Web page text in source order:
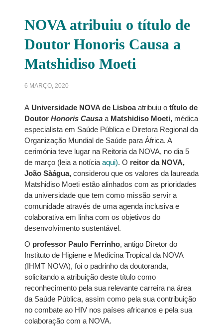
NOVA atribuiu o título de
Doutor Honoris Causa a
Matshidiso Moeti
6 MARÇO, 2020
AUniversidade NOVA de Lisboaatribuiu o título de
Doutor Honoris Causaa Matshidiso Moeti,médica
especialista em Saúde Pública e Diretora Regional da
Organização Mundial de Saúde para África. A
cerimónia teve lugar na Reitoria da NOVA, no dia 5
de março (leia a notícia aqui). O reitor da NOVA,
João Sàágua,considerou que os valores da laureada
Matshidiso Moeti estão alinhados com as prioridades
da universidade que tem como missão servir a
comunidade através de uma agenda inclusiva e
colaborativa em linha com os objetivos do
desenvolvimento sustentável.
O professor Paulo Ferrinho, antigo Diretor do
Instituto de Higiene e Medicina Tropical da NOVA
(IHMT NOVA), foi o padrinho da doutoranda,
solicitando a atribuição deste título como
reconhecimento pela sua relevante carreira na área
da Saúde Pública, assim como pela sua contribuição
no combate ao HIV nos países africanos e pela sua
colaboração com a NOVA.